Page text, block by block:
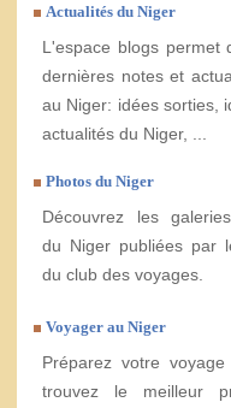
Actualités du Niger
L'espace blogs permet
dernières notes et
au Niger: idées sorties,
actualités du Niger, ...
Photos du Niger
Découvrez les
du Niger publiées par
du club des voyages.
Voyager au Niger
Préparez votre
trouvez le meilleur